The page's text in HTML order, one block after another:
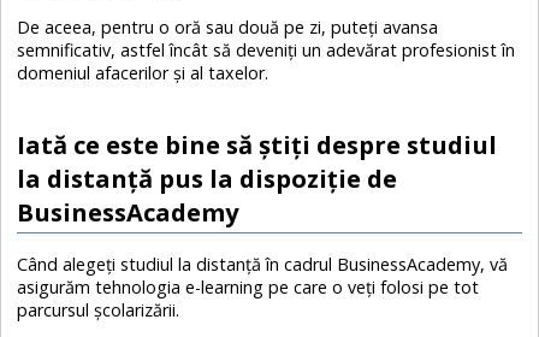
De aceea, pentru o oră sau două pe zi, puteţi avansa
semnificativ, astfel încât să deveniţi un adevărat profesionist în
domeniul afacerilor şi al taxelor.
Iată ce este bine să ştiţi despre studiul
la distanţă pus la dispoziţie de
BusinessAcademy
Când alegeţi studiul la distanţă în cadrul BusinessAcademy, vă
asigurăm tehnologia e-learning pe care o veţi folosi pe tot
parcursul şcolarizării.